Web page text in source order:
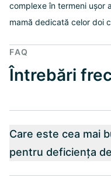
complexe în termeni ușor
mamă dedicată celor doi
FAQ
Întrebări
Care este cea mai
pentru deficiența